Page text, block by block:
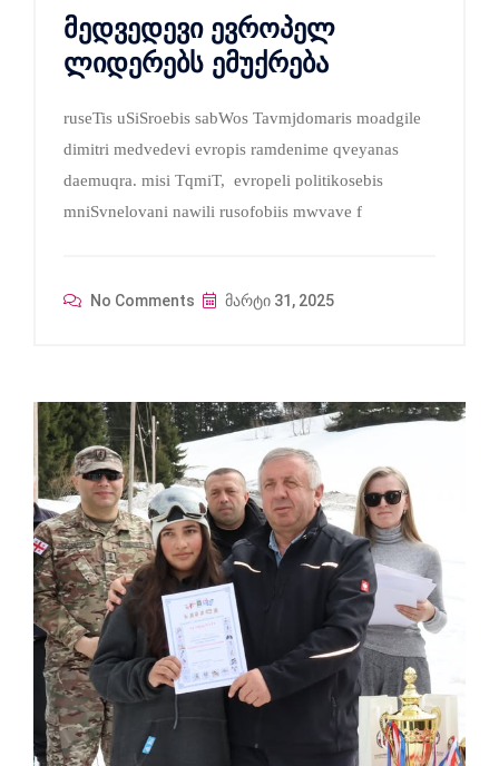
მედვედევი ევროპელ
ლიდერებს ემუქრება
ruseTis uSiSroebis sabWos Tavmjdomaris moadgile
dimitri medvedevi evropis ramdenime qveyanas
daemuqra. misi TqmiT, evropeli politikosebis
mniSvnelovani nawili rusofobiis mwvave f
No Comments მარტი 31, 2025